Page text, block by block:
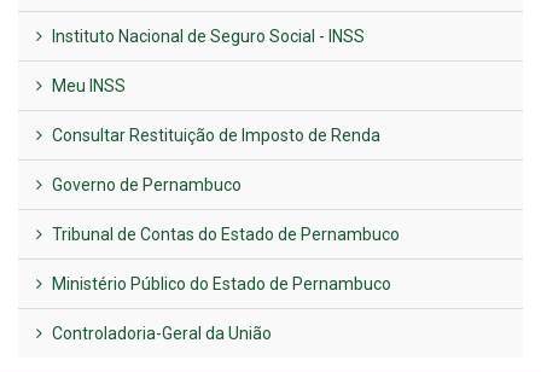
Instituto Nacional de Seguro Social - INSS
Meu INSS
Consultar Restituição de Imposto de Renda
Governo de Pernambuco
Tribunal de Contas do Estado de Pernambuco
Ministério Público do Estado de Pernambuco
Controladoria-Geral da União